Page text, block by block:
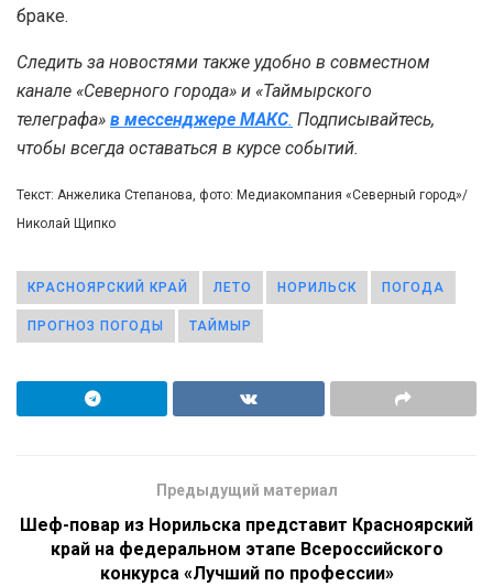
браке.
Следить за новостями также удобно в совместном
канале «Северного города» и «Таймырского
телеграфа» в мессенджере MAКС. Подписывайтесь,
чтобы всегда оставаться в курсе событий.
Текст: Анжелика Степанова, фото: Медиакомпания «Северный город»/
Николай Щипко
КРАСНОЯРСКИЙ КРАЙ ЛЕТО НОРИЛЬСК ПОГОДА
ПРОГНОЗ ПОГОДЫ ТАЙМЫР
Предыдущий материал
Шеф-повар из Норильска представит Красноярский
край на федеральном этапе Всероссийского
конкурса «Лучший по профессии»